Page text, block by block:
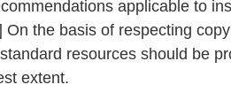
applicable to
the basis of respecting
resources should be
extent.